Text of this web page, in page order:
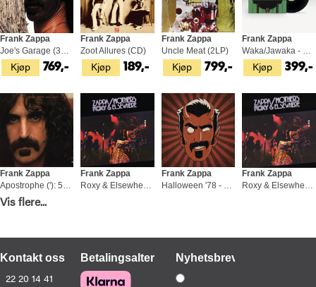
Kjøp
Frank Zappa
Joe's Garage (3LP)
769,- Kjøp
Frank Zappa
Zoot Allures (CD)
189,- Kjøp
Frank Zappa
Uncle Meat (2LP)
799,- Kjøp
Frank Zappa
Waka/Jawaka - 50th Anniversary (LP)
399,-
Kjøp
Frank Zappa
1 299,-
Frank Zappa
Frank Zappa
Frank Zappa
Vis flere...
Kontakt oss
22 20 14 41
BetalingsalternativerNyhetsbrev